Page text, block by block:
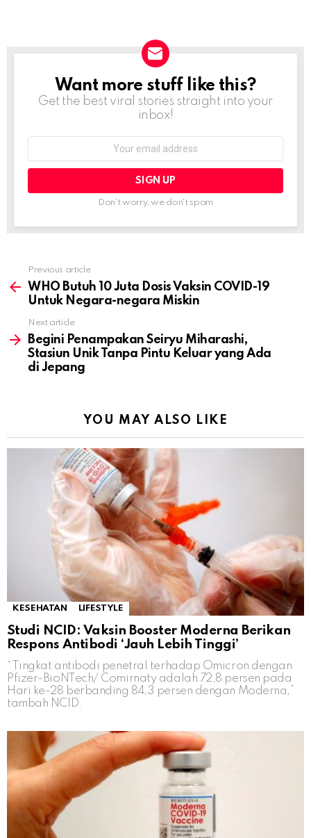
NEWSLETTER
Want more stuff like this?
Get the best viral stories straight into your
inbox!
Don't worry, we don't spam
more
Previous article
WHO Butuh 10 Juta Dosis Vaksin COVID-19
Untuk Negara-negara Miskin
Next article
Begini Penampakan Seiryu Miharashi,
Stasiun Unik Tanpa Pintu Keluar yang Ada
di Jepang
YOU MAY ALSO LIKE
KESEHATAN LIFESTYLE
Studi NCID: Vaksin Booster Moderna Berikan
Respons Antibodi ‘Jauh Lebih Tinggi’
“Tingkat antibodi penetral terhadap Omicron dengan
Pfizer-BioNTech/ Comirnaty adalah 72,8 persen pada
Hari ke-28 berbanding 84,3 persen dengan Moderna,”
tambah NCID.